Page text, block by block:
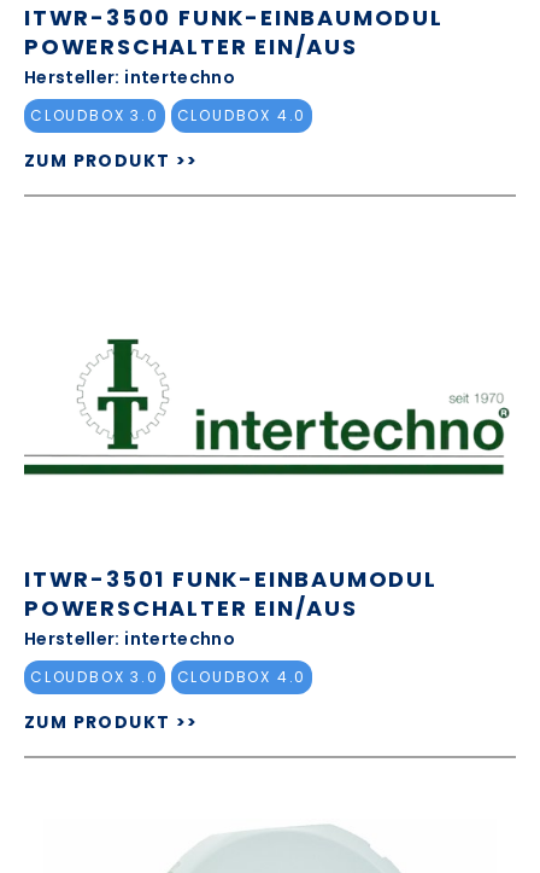
ITWR-3500 FUNK-EINBAUMODUL
POWERSCHALTER EIN/AUS
Hersteller: intertechno
CLOUDBOX 3.0 CLOUDBOX 4.0
ZUM PRODUKT >>
ITWR-3501 FUNK-EINBAUMODUL
POWERSCHALTER EIN/AUS
Hersteller: intertechno
CLOUDBOX 3.0 CLOUDBOX 4.0
ZUM PRODUKT >>